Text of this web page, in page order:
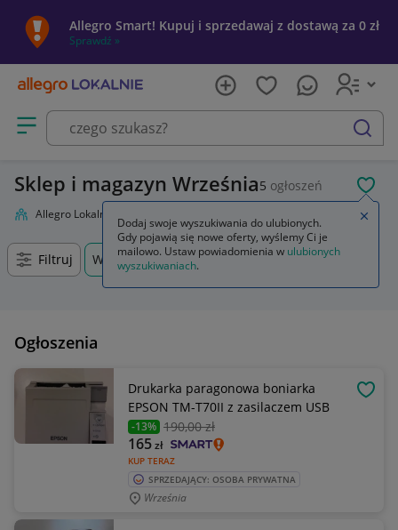
Allegro Smart! Kupuj i sprzedawaj z dostawą za 0 zł
Sprawdź »
Otwórz menu z kategoriami
szukaj
Sklep i magazyn Września5 ogłoszeń
Allegro Lokalnie
Filtruj Września, Wielkopolskie, +0 km
Ogłoszenia
Drukarka paragonowa boniarka
EPSON TM-T70II z zasilaczem USB
-13% 190,00 zł
KUP TERAZ
165zł
SPRZEDAJĄCY: OSOBA PRYWATNA
Września
Dodaj swoje wyszukiwania do ulubionych.
Gdy pojawią się nowe oferty, wyślemy Ci je
mailowo. Ustaw powiadomienia w ulubionych
wyszukiwaniach.